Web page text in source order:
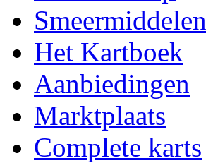
Smeermiddelen
Het Kartboek
Aanbiedingen
Marktplaats
Complete karts